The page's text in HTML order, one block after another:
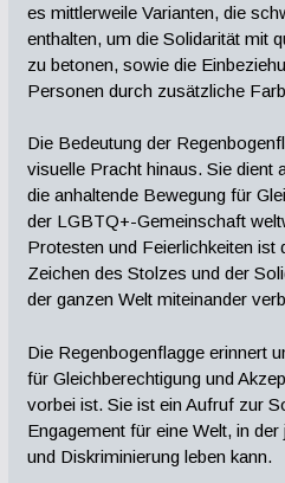
es mittlerweile Varianten, die
enthalten, um die Solidarität mit
zu betonen, sowie die
Personen durch zusätzliche
Die Bedeutung der
visuelle Pracht hinaus. Sie dient
die anhaltende Bewegung für
der LGBTQ+-Gemeinschaft
Protesten und Feierlichkeiten ist
Zeichen des Stolzes und der
der ganzen Welt miteinander
Die Regenbogenflagge erinnert
für Gleichberechtigung und
vorbei ist. Sie ist ein Aufruf zur
Engagement für eine Welt, in
und Diskriminierung leben kann.